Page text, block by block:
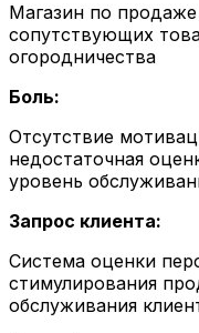
Магазин по
сопутствующих
огородничества
Боль:
Отсутствие
недостаточная
уровень
Запрос клиента:
Система оценки
стимулирования
обслуживания